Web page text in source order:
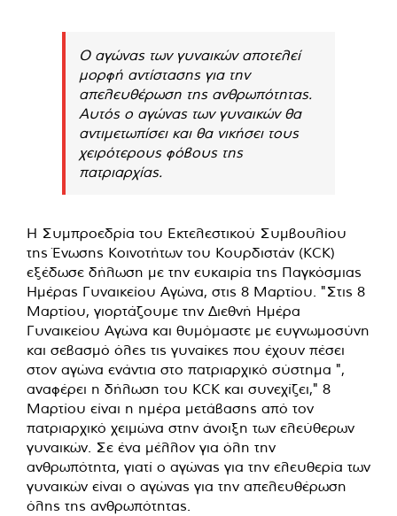
Ο αγώνας των γυναικών αποτελεί
μορφή αντίστασης για την
απελευθέρωση της ανθρωπότητας.
Αυτός ο αγώνας των γυναικών θα
αντιμετωπίσει και θα νικήσει τους
χειρότερους φόβους της
πατριαρχίας.
Η Συμπροεδρία του Εκτελεστικού Συμβουλίου
της Ένωσης Κοινοτήτων του Κουρδιστάν (KCK)
εξέδωσε δήλωση με την ευκαιρία της Παγκόσμιας
Ημέρας Γυναικείου Αγώνα, στις 8 Μαρτίου. "Στις 8
Μαρτίου, γιορτάζουμε την Διεθνή Ημέρα
Γυναικείου Αγώνα και θυμόμαστε με ευγνωμοσύνη
και σεβασμό όλες τις γυναίκες που έχουν πέσει
στον αγώνα ενάντια στο πατριαρχικό σύστημα ",
αναφέρει η δήλωση του KCK και συνεχίζει," 8
Μαρτίου είναι η ημέρα μετάβασης από τον
πατριαρχικό χειμώνα στην άνοιξη των ελεύθερων
γυναικών. Σε ένα μέλλον για όλη την
ανθρωπότητα, γιατί ο αγώνας για την ελευθερία των
γυναικών είναι ο αγώνας για την απελευθέρωση
όλης της ανθρωπότητας.